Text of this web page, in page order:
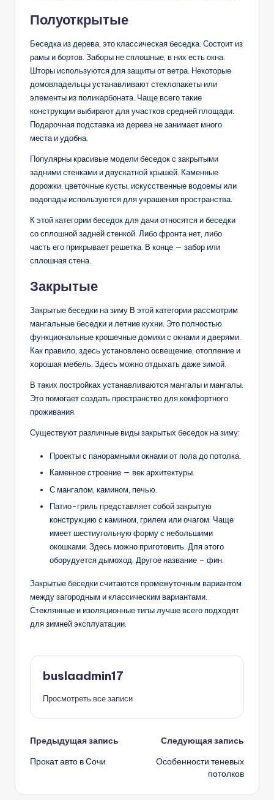
Полуоткрытые
Беседка из дерева, это классическая беседка. Состоит из
рамы и бортов. Заборы не сплошные, в них есть окна.
Шторы используются для защиты от ветра. Некоторые
домовладельцы устанавливают стеклопакеты или
элементы из поликарбоната. Чаще всего такие
конструкции выбирают для участков средней площади.
Подарочная подставка из дерева не занимает много
места и удобна.
Популярны красивые модели беседок с закрытыми
задними стенками и двускатной крышей. Каменные
дорожки, цветочные кусты, искусственные водоемы или
водопады используются для украшения пространства.
К этой категории беседок для дачи относятся и беседки
со сплошной задней стенкой. Либо фронта нет, либо
часть его прикрывает решетка. В конце — забор или
сплошная стена.
Закрытые
Закрытые беседки на зиму В этой категории рассмотрим
мангальные беседки и летние кухни. Это полностью
функциональные крошечные домики с окнами и дверями.
Как правило, здесь установлено освещение, отопление и
хорошая мебель. Здесь можно отдыхать даже зимой.
В таких постройках устанавливаются мангалы и мангалы.
Это помогает создать пространство для комфортного
проживания.
Существуют различные виды закрытых беседок на зиму:
Проекты с панорамными окнами от пола до потолка.
Каменное строение — век архитектуры.
С мангалом, камином, печью.
Патио-гриль представляет собой закрытую
конструкцию с камином, грилем или очагом. Чаще
имеет шестиугольную форму с небольшими
окошками. Здесь можно приготовить. Для этого
оборудуется дымоход. Другое название – фин.
Закрытые беседки считаются промежуточным вариантом
между загородным и классическим вариантами.
Стеклянные и изоляционные типы лучше всего подходят
для зимней эксплуатации.
buslaadmin17
Просмотреть все записи
Навигация
записи
Предыдущая запись
Прокат авто в Сочи
Следующая запись
Особенности теневых
потолков